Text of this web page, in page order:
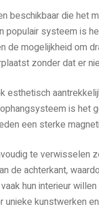
beschikbaar die het
systeem is
mogelijkheid om
zonder dat er
esthetisch
is het
een sterke
te verwisselen
de achterkant,
hun interieur
unieke kunstwerken